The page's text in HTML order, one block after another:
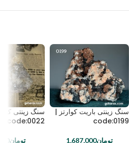
سنگ زینتی باریت کوارتز |
code:0199
تومان1,687,000
سنگ زینتی
code:0022
تومان